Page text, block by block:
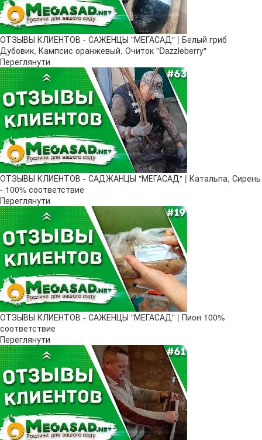
ОТЗЫВЫ КЛИЕНТОВ - САЖЕНЦЫ "МЕГАСАД" | Белый гриб
Дубовик, Кампсис оранжевый, Очиток "Dazzleberry"
Переглянути
ОТЗЫВЫ КЛИЕНТОВ - САДЖАНЦЫ "МЕГАСАД" | Катальпа, Сирень
- 100% соответствие
Переглянути
ОТЗЫВЫ КЛИЕНТОВ - САЖЕНЦЫ "МЕГАСАД" | Пион 100%
соответствие
Переглянути